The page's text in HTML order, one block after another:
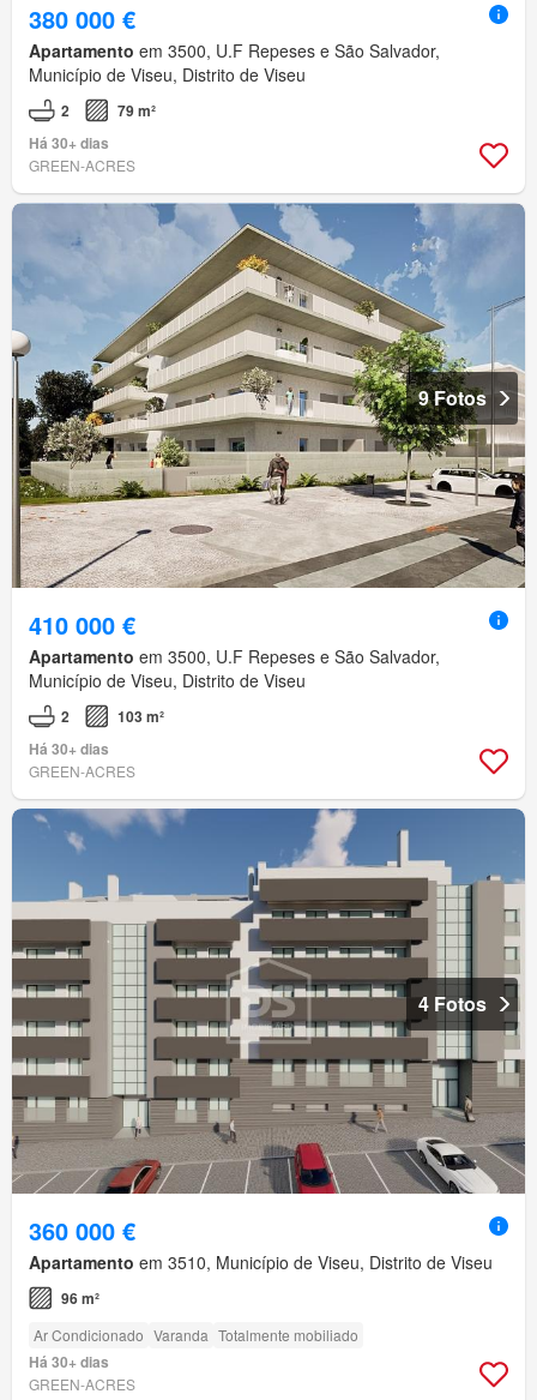
380 000 €
Apartamento em 3500, U.F Repeses e São Salvador,
Município de Viseu, Distrito de Viseu
2
79 m²
Há 30+ dias
GREEN-ACRES
9 Fotos
410 000 €
Apartamento em 3500, U.F Repeses e São Salvador,
Município de Viseu, Distrito de Viseu
2
103 m²
Há 30+ dias
GREEN-ACRES
4 Fotos
360 000 €
Apartamento em 3510, Município de Viseu, Distrito de Viseu
96 m²
Ar Condicionado Varanda Totalmente mobiliado
Há 30+ dias
GREEN-ACRES